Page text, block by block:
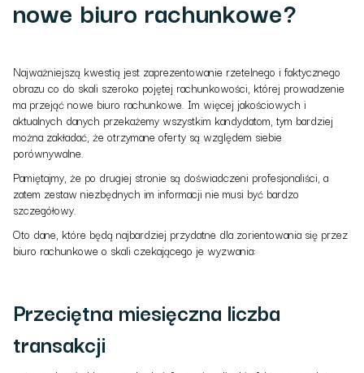
nowe biuro rachunkowe?
Najważniejszą kwestią jest zaprezentowanie rzetelnego i faktycznego
obrazu co do skali szeroko pojętej rachunkowości, której prowadzenie
ma przejąć nowe biuro rachunkowe. Im więcej jakościowych i
aktualnych danych przekażemy wszystkim kandydatom, tym bardziej
można zakładać, że otrzymane oferty są względem siebie
porównywalne.
Pamiętajmy, że po drugiej stronie są doświadczeni profesjonaliści, a
zatem zestaw niezbędnych im informacji nie musi być bardzo
szczegółowy.
Oto dane, które będą najbardziej przydatne dla zorientowania się przez
biuro rachunkowe o skali czekającego je wyzwania:
Przeciętna miesięczna liczba
transakcji